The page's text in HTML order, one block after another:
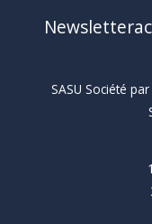
SASU Société